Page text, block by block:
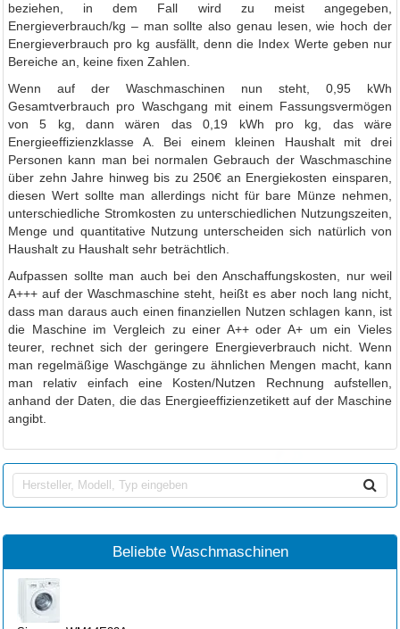
beziehen, in dem Fall wird zu meist angegeben,
Energieverbrauch/kg – man sollte also genau lesen, wie hoch der
Energieverbrauch pro kg ausfällt, denn die Index Werte geben nur
Bereiche an, keine fixen Zahlen.
Wenn auf der Waschmaschinen nun steht, 0,95 kWh
Gesamtverbrauch pro Waschgang mit einem Fassungsvermögen
von 5 kg, dann wären das 0,19 kWh pro kg, das wäre
Energieeffizienzklasse A. Bei einem kleinen Haushalt mit drei
Personen kann man bei normalen Gebrauch der Waschmaschine
über zehn Jahre hinweg bis zu 250€ an Energiekosten einsparen,
diesen Wert sollte man allerdings nicht für bare Münze nehmen,
unterschiedliche Stromkosten zu unterschiedlichen Nutzungszeiten,
Menge und quantitative Nutzung unterscheiden sich natürlich von
Haushalt zu Haushalt sehr beträchtlich.
Aufpassen sollte man auch bei den Anschaffungskosten, nur weil
A+++ auf der Waschmaschine steht, heißt es aber noch lang nicht,
dass man daraus auch einen finanziellen Nutzen schlagen kann, ist
die Maschine im Vergleich zu einer A++ oder A+ um ein Vieles
teurer, rechnet sich der geringere Energieverbrauch nicht. Wenn
man regelmäßige Waschgänge zu ähnlichen Mengen macht, kann
man relativ einfach eine Kosten/Nutzen Rechnung aufstellen,
anhand der Daten, die das Energieeffizienzetikett auf der Maschine
angibt.
Beliebte Waschmaschinen